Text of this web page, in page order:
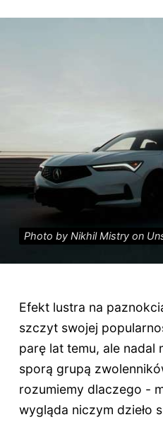
Photo by Nikhil Mistry on
Efekt lustra na
szczyt swojej
parę lat temu, ale nadal
sporą grupą
rozumiemy dlaczego -
wygląda niczym dzieło